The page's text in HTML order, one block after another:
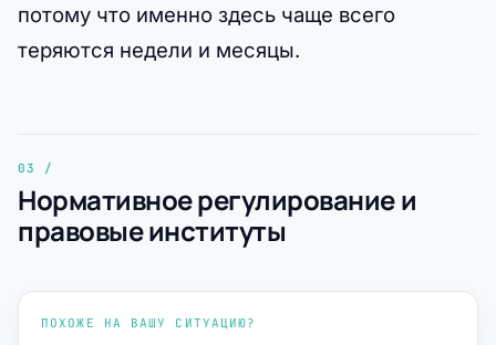
потому что именно здесь чаще всего
теряются недели и месяцы.
Нормативное регулирование и
правовые институты
ПОХОЖЕ НА ВАШУ СИТУАЦИЮ?